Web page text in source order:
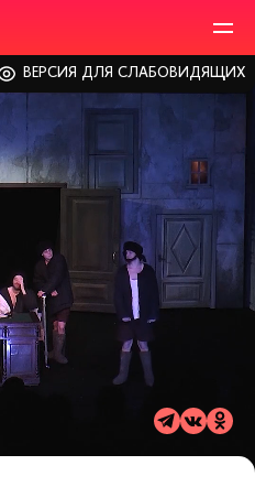
ВЕРСИЯ ДЛЯ СЛАБОВИДЯЩИХ